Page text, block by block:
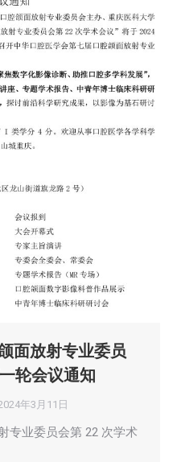
面放射专业委员
轮会议通知
年3月11日
专业委员会第 22 次学术